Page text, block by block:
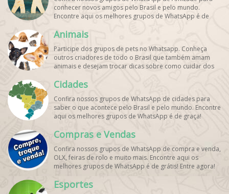
conhecer novos amigos pelo Brasil e pelo mundo.
Encontre aqui os melhores grupos de WhatsApp é de
Animais
Participe dos grupos de pets no Whatsapp. Conheça
outros criadores de todo o Brasil que também amam
animais e desejam trocar dicas sobre como cuidar dos
graça!
Cidades
Confira nossos grupos de WhatsApp de cidades para
saber o que acontece pelo Brasil e pelo mundo. Encontre
aqui os melhores grupos de WhatsApp é de graça!
Compras e Vendas
Confira nossos grupos de WhatsApp de compra e venda,
OLX, feiras de rolo e muito mais. Encontre aqui os
melhores grupos de WhatsApp é de grátis! Entre agora!
Esportes